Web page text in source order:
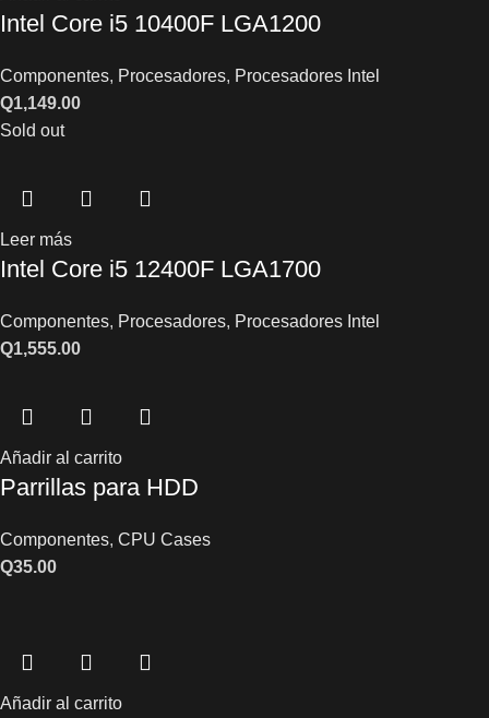
Intel Core i5 10400F LGA1200
Componentes, Procesadores, Procesadores Intel
Q1,149.00
Sold out
Leer más
Intel Core i5 12400F LGA1700
Componentes, Procesadores, Procesadores Intel
Q1,555.00
Añadir al carrito
Parrillas para HDD
Componentes, CPU Cases
Q35.00
Añadir al carrito